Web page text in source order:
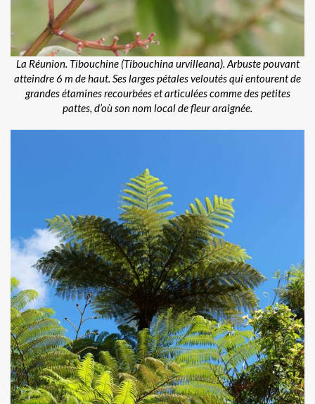
La Réunion. Tibouchine (Tibouchina urvilleana). Arbuste pouvant
atteindre 6 m de haut. Ses larges pétales veloutés qui entourent de
grandes étamines recourbées et articulées comme des petites
pattes, d’où son nom local de fleur araignée.